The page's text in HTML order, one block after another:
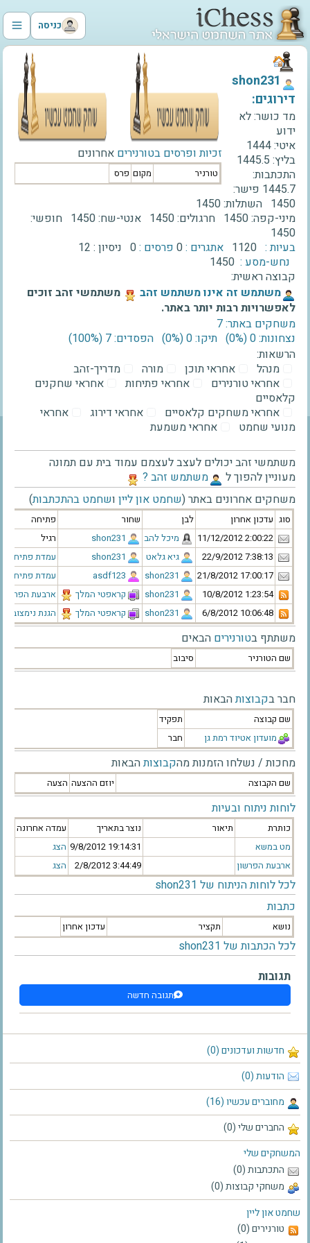
כניסה
חדשות ועדכונים (0)
הודעות (0)
מחוברים עכשיו (16)
החברים שלי (0)
המשחקים שלי
התכתבות (0)
משחקי קבוצות (0)
שחמט און ליין
טורנירים (0)
זכיות ופרסים בטורנירים אחרונים
טורניר מקום פרס
‫shon231‬
דירוגים:
מד כושר:לא
ידוע
איטי:1444
בליץ: 1445.5
התכתבות:
1445.7 פישר:
1450 השתלות:1450
מיני-קפה:1450 חרגולים:1450 אנטי-שח:1450 חופשי:
1450
בעיות : 1120 אתגרים :0 פרסים :0 ניסיון : 12
נחש-מסע : 1450
קבוצה ראשית:
‫משתמש זה אינו משתמש זהב‬
משתמשי זהב זוכים
לאפשרויות רבות יותר באתר.
משחקים באתר: 7
נצחונות: 0 ‫(0%)‬
תיקו: 0 ‫(0%)‬
הפסדים: 7 ‫(100%)‬
הרשאות:
מנהל
אחראי תוכן מורה
מדריך-זהב
אחראי טורנירים
אחראי פתיחות
אחראי שחקנים
קלאסיים
אחראי משחקים קלאסיים
אחראי דירוג
אחראי
מנועי שחמט
אחראי משמעת
משתמשי זהב יכולים לעצב לעצמם עמוד בית עם תמונה
מעוניין להפוך ל
‫משתמש זהב ?‬
משחקים אחרונים באתר (שחמט און ליין ושחמט בהתכתבות)
סוג עדכון אחרון לבן שחור
פתיחה
‫11/12/2012 2:00:22‬
‫מיכל להב‬ ‫shon231‬
רגיל
‫22/9/2012 7:38:13‬
‫גיא גלאט‬ ‫shon231‬
עמדת פתיחה
‫21/8/2012 17:00:17‬
‫shon231‬
‫asdf123‬
עמדת פתיחה
‫10/8/2012 1:23:54‬
‫shon231‬ ‫קראפטי המלך‬
ארבעת
‫6/8/2012 10:06:48‬
‫shon231‬ ‫קראפטי המלך‬ הגנת נימצוביץ'
משתתף בטורנירים הבאים
שם הטורניר סיבוב
חבר בקבוצותהבאות
שם קבוצה
תפקיד
מועדון אטיוד רמת גן
חבר
מחכות / נשלחו הזמנות מהקבוצותהבאות
שם הקבוצה יוזם ההצעה הצעה
לוחות ניתוח ובעיות
כותרת תיאור נוצר בתאריך
עמדה אחרונה
מט במשא
‫9/8/2012 19:14:31‬ הצג
ארבעת הפרשון
‫2/8/2012 3:44:49‬ הצג
לכל לוחות הניתוח של shon231
כתבות
נושא תקציר עדכון אחרון
לכל הכתבות של shon231
תגובות
תגובה חדשה